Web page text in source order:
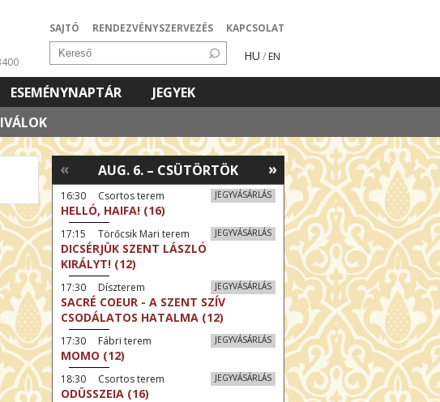
SAJTÓ RENDEZVÉNYSZERVEZÉS KAPCSOLAT
HU / EN
ESEMÉNYNAPTÁR
JEGYEK
»
AUG. 6. – CSÜTÖRTÖK
«
JEGYVÁSÁRLÁS
16:30 Csortos terem
HELLÓ, HAIFA! (16)
JEGYVÁSÁRLÁS
17:15 Törőcsik Mari terem
DICSÉRJÜK SZENT LÁSZLÓ
KIRÁLYT! (12)
JEGYVÁSÁRLÁS
17:30 Díszterem
SACRÉ COEUR - A SZENT SZÍV
CSODÁLATOS HATALMA (12)
JEGYVÁSÁRLÁS
17:30 Fábri terem
MOMO (12)
JEGYVÁSÁRLÁS
18:30 Csortos terem
ODÜSSZEIA (16)